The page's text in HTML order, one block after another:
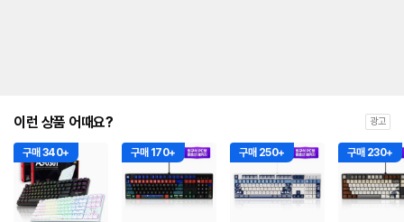
이런 상품 어때요? 광고
구매 340+ 구매 170+ 구매 250+ 구매 230+